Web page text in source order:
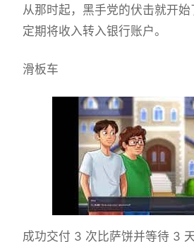
从那时起，黑手党的伏击就开
定期将收入转入银行账户。
滑板车
成功交付 3 次比萨饼并等待 3 天